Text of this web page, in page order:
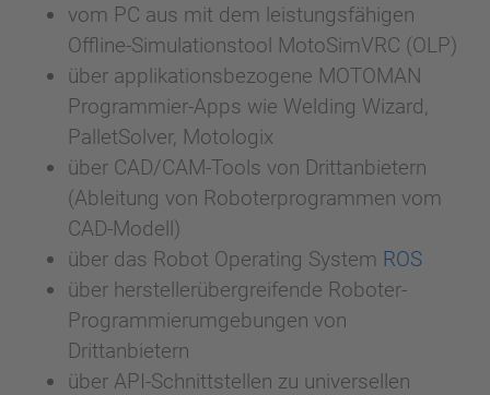
vom PC aus mit dem leistungsfähigen
Offline-Simulationstool MotoSimVRC (OLP)
über applikationsbezogene MOTOMAN
Programmier-Apps wie Welding Wizard,
PalletSolver, Motologix
über CAD/CAM-Tools von Drittanbietern
(Ableitung von Roboterprogrammen vom
CAD-Modell)
über das Robot Operating System ROS
über herstellerübergreifende Roboter-
Programmierumgebungen von
Drittanbietern
über API-Schnittstellen zu universellen